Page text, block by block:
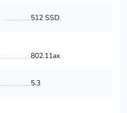
512 SSD
802.11ax
5.3